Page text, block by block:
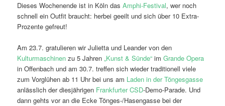
Dieses Wochenende ist in Köln dasAmphi-Festival, wer noch
schnell ein Outfit braucht: herbei geeilt und sich über 10 Extra-
Prozente gefreut!
Am 23.7. gratulieren wir Julietta und Leander von den
Kulturmaschinen zu 5 Jahren„Kunst & Sünde“ imGrande Opera
in Offenbach und am 30.7. treffen sich wieder traditionell viele
zum Vorglühen ab 11 Uhr bei uns am Laden in der Töngesgasse
anlässlich der diesjährigen Frankfurter CSD-Demo-Parade. Und
dann gehts vor an die Ecke Tönges-/Hasengasse bei der